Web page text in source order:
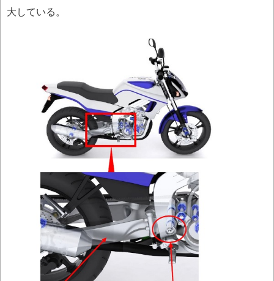
大している。